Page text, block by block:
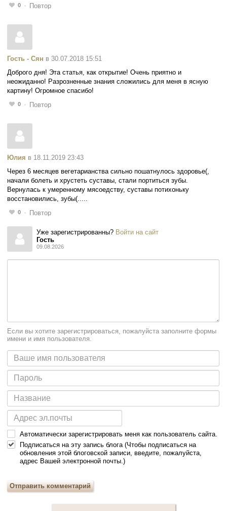
0 Повтор
Гость - Сян в 30.07.2018 15:51
Доброго дня! Эта статья, как открытие! Очень приятно и
неожиданно! Разрозненные знания сложились для меня в ясную
картину! Огромное спасибо!
0 Повтор
Юлия в 18.11.2019 23:43
Через 6 месяцев вегетарианства сильно пошатнулось здоровье(,
начали болеть и хрустеть суставы, стали портиться зубы.
Вернулась к умеренному мясоедству, суставы потихоньку
восстановились, зубы(.....
0 Повтор
Уже зарегистрированны? Войти на сайт
Гость
09.08.2026
Если вы хотите зарегистрироваться, пожалуйста заполните формы
имени и имя пользователя.
Автоматически зарегистрировать меня как пользователь сайта.
Подписаться на эту запись блога (Чтобы подписаться на
обновления этой блоговской записи, введите, пожалуйста,
адрес Вашей электронной почты.)
Отправить комментарий